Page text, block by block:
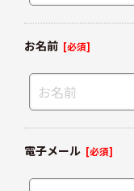
お名前 [必須]
電子メール [必須]